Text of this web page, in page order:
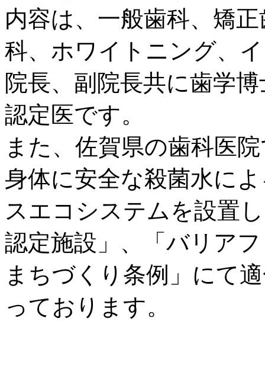
内容は、一般歯科、矯
科、ホワイトニング、
院長、副院長共に歯学
認定医です。
また、佐賀県の歯科医
身体に安全な殺菌水に
スエコシステムを設置
認定施設」、「バリア
まちづくり条例」にて
っております。